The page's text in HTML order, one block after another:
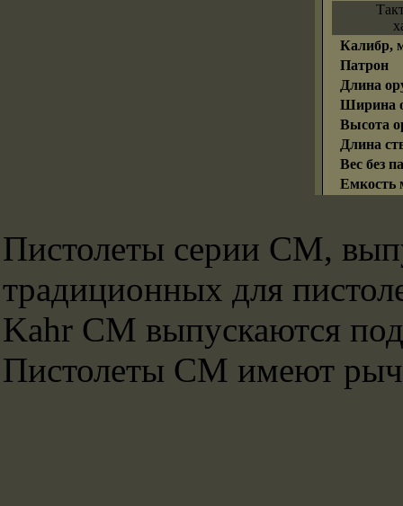
Калибр,
Патрон
Длина
Ширина
Высота
Длина
Вес без
Емкость
Пистолеты серии CM,
традиционных для
Kahr CM выпускаются
Пистолеты CM имеют